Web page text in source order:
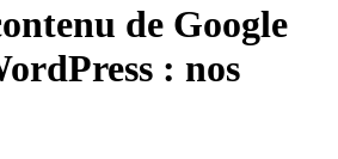
de Google
: nos